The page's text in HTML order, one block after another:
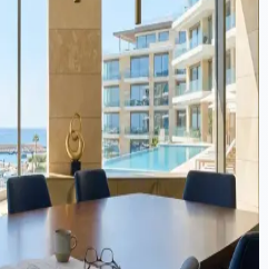
sobre los
Atrapados" en
Chipre: Antecedentes En 2015,